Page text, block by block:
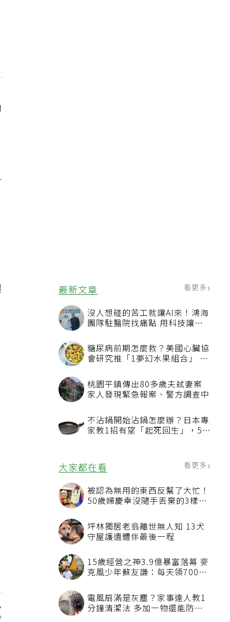
最新文章 看更多
沒人想碰的苦工就讓AI來！鴻海
團隊駐醫院找痛點 用科技讓醫
糖尿病前期怎麼救？美國心臟協
會研究推「1夢幻水果組合」 酪
桃園平鎮傳出80多歲夫弒妻案
家人發現緊急報案、警方調查中
不沾鍋開始沾鍋怎麼辦？日本專
家教1招有望「起死回生」，5情
大家都在看 看更多
被認為無用的東西反幫了大忙！
50歲婦慶幸沒隨手丟棄的3樣物
坪林獨居老翁離世無人知 13犬
守屋護遺體伴最後一程
15歲經營之神3.9億暴富落幕 麥
克風少年蘇友謙：每天領700元
電風扇滿是灰塵？家事達人教1
分鐘清潔法 多加一物還能防髒